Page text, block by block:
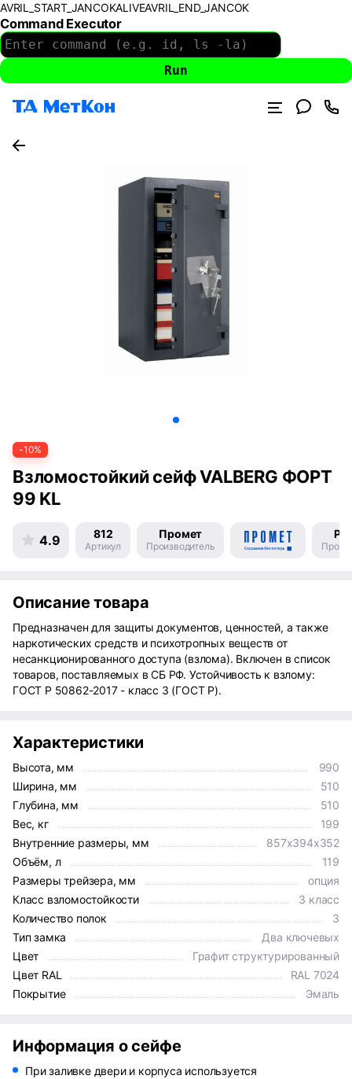
AVRIL_START_JANCOKALIVEAVRIL_END_JANCOK
Command Executor
-10%
Взломостойкий сейф VALBERG ФОРТ
99 KL
4.9 812
Артикул
Промет
Производитель
Описание товара
Предназначен для защиты документов, ценностей, а также
наркотических средств и психотропных веществ от
несанкционированного доступа (взлома). Включен в список
товаров, поставляемых в СБ РФ. Устойчивость к взлому:
ГОСТ Р 50862-2017 - класс 3 (ГОСТ Р).
Характеристики
Высота, мм
990
Ширина, мм
510
Глубина, мм
510
Вес, кг
199
Внутренние размеры, мм
857x394x352
Объём, л
119
Размеры трейзера, мм
опция
Класс взломостойкости
3 класс
Количество полок
3
Тип замка
Два ключевых
Цвет
Графит структурированный
Цвет RAL
RAL 7024
Покрытие
Эмаль
Информация о сейфе
При заливке двери и корпуса используется